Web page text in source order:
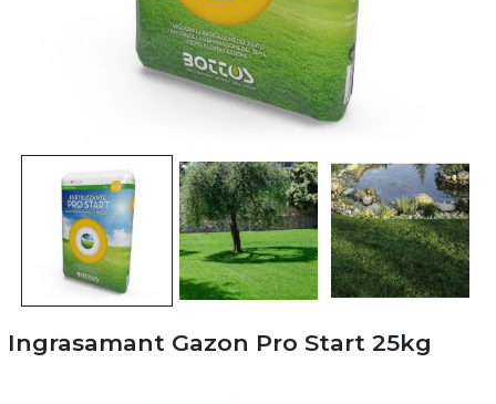
Ingrasamant Gazon Pro Start 25kg